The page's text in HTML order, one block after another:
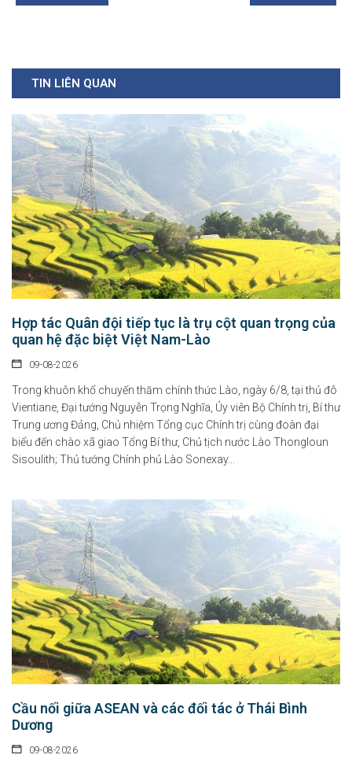
TIN LIÊN QUAN
Hợp tác Quân đội tiếp tục là trụ cột quan trọng của
quan hệ đặc biệt Việt Nam-Lào
09-08-2026
Trong khuôn khổ chuyến thăm chính thức Lào, ngày 6/8, tại thủ đô
Vientiane, Đại tướng Nguyễn Trọng Nghĩa, Ủy viên Bộ Chính trị, Bí thư
Trung ương Đảng, Chủ nhiệm Tổng cục Chính trị cùng đoàn đại
biểu đến chào xã giao Tổng Bí thư, Chủ tịch nước Lào Thongloun
Sisoulith; Thủ tướng Chính phủ Lào Sonexay...
Cầu nối giữa ASEAN và các đối tác ở Thái Bình
Dương
09-08-2026